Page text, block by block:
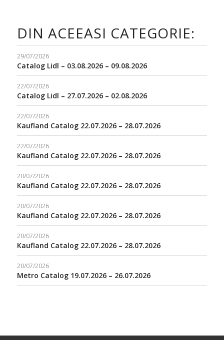
DIN ACEEASI CATEGORIE:
29/07/2026
Catalog Lidl – 03.08.2026 – 09.08.2026
22/07/2026
Catalog Lidl – 27.07.2026 – 02.08.2026
22/07/2026
Kaufland Catalog 22.07.2026 – 28.07.2026
22/07/2026
Kaufland Catalog 22.07.2026 – 28.07.2026
20/07/2026
Kaufland Catalog 22.07.2026 – 28.07.2026
20/07/2026
Kaufland Catalog 22.07.2026 – 28.07.2026
20/07/2026
Kaufland Catalog 22.07.2026 – 28.07.2026
20/07/2026
Metro Catalog 19.07.2026 – 26.07.2026